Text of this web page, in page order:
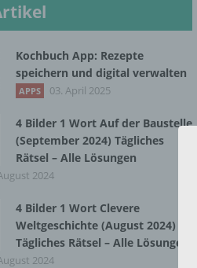
Kochbuch App: Rezepte
speichern und digital verwalten
APPS 03. April 2025
4 Bilder 1 Wort Auf der Baustelle
(September 2024) Tägliches
Rätsel – Alle Lösungen
2024
4 Bilder 1 Wort Clevere
Weltgeschichte (August 2024)
Tägliches Rätsel – Alle Lösungen
2024